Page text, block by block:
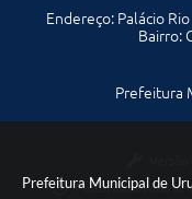
Prefeitura Municipal de
Endereço: Palácio
Bairro:
Prefeitura
Portal atualizado